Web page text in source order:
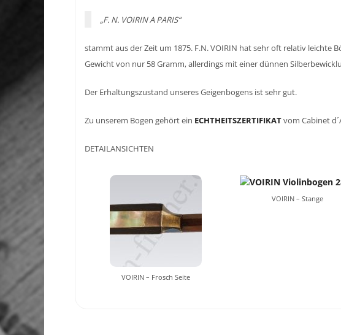
„F. N. VOIRIN A PARIS“
stammt aus der Zeit um 1875. F.N. VOIRIN hat sehr oft relativ leichte
Gewicht von nur 58 Gramm, allerdings mit einer dünnen
Der Erhaltungszustand unseres Geigenbogens ist sehr gut.
Zu unserem Bogen gehört ein ECHTHEITSZERTIFIKATvom Cabinet
DETAILANSICHTEN
VOIRIN – Frosch Seite
VOIRIN – Stange